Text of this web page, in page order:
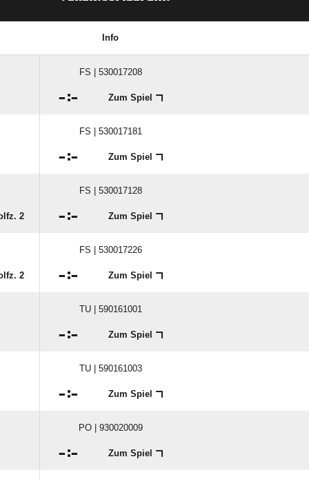
Info
FS | 530017208
: Zum Spiel
FS | 530017181
: Zum Spiel
FS | 530017128
2 : Zum Spiel
FS | 530017226
2 : Zum Spiel
TU | 590161001
: Zum Spiel
TU | 590161003
: Zum Spiel
PO | 930020009
: Zum Spiel